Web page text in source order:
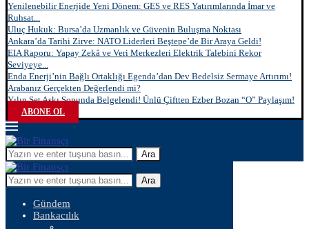
Yenilenebilir Enerjide Yeni Dönem: GES ve RES Yatırımlarında İmar ve
Ruhsat...
Uluç Hukuk: Bursa’da Uzmanlık ve Güvenin Buluşma Noktası
Ankara’da Tarihi Zirve: NATO Liderleri Beştepe’de Bir Araya Geldi!
EIA Raporu: Yapay Zekâ ve Veri Merkezleri Elektrik Talebini Rekor
Seviyeye...
Enda Enerji’nin Bağlı Ortaklığı Egenda’dan Dev Bedelsiz Sermaye Artırımı!
Arabanız Gerçekten Değerlendi mi?
Yılın Set Aşkı Sonunda Belgelendi! Ünlü Çiftten Ezber Bozan “O” Paylaşım!
ABONE OL
Ara
Ara
Gündem
Bankacılık